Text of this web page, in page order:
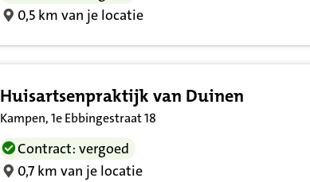
0,5 km van je locatie
Huisartsenpraktijk van Duinen
Kampen, 1e Ebbingestraat 18
Contract: vergoed
0,7 km van je locatie